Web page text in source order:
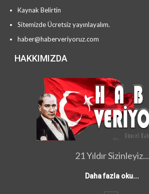
Kaynak Belirtin
Sitemizde Ücretsiz yayınlayalım.
haber@haberveriyoruz.com
HAKKIMIZDA
21 Yıldır Sizinleyiz...
Daha fazla oku...